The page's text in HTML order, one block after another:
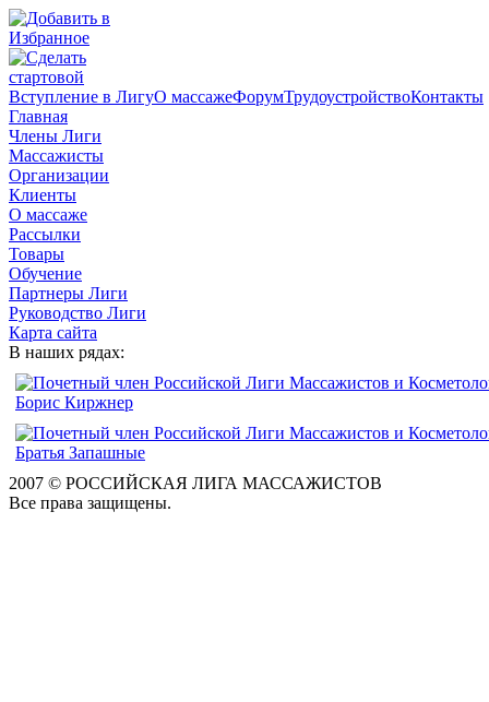
Вступление в ЛигуО массажеФорумТрудоустройствоКонтакты
Главная
Члены Лиги
Массажисты
Организации
Клиенты
О массаже
Рассылки
Товары
Обучение
Партнеры Лиги
Руководство Лиги
Карта сайта
В наших рядах:
2007 © РОССИЙСКАЯ ЛИГА МАССАЖИСТОВ
Все права защищены.